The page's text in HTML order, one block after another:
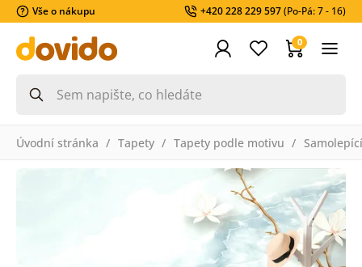
Vše o nákupu +420 228 229 597(Po-Pá: 7 - 16)
0
Úvodní stránka Tapety Tapety podle motivu